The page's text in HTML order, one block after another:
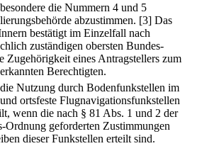
die Nummern 4 und 5
abzustimmen. [3] Das
bestätigt im Einzelfall nach
zuständigen obersten Bundes-
Zugehörigkeit eines Antragstellers zum
Berechtigten.
Nutzung durch Bodenfunkstellen im
ortsfeste Flugnavigationsfunkstellen
wenn die nach § 81 Abs. 1 und 2 der
Ordnung geforderten Zustimmungen
dieser Funkstellen erteilt sind.